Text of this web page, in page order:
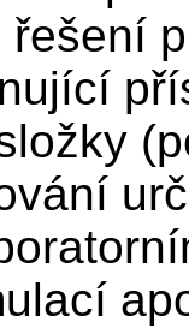
řešení